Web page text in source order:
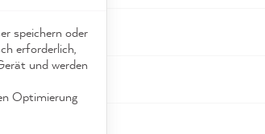
Informationen
speichern oder
erforderlich,
und werden
Optimierung